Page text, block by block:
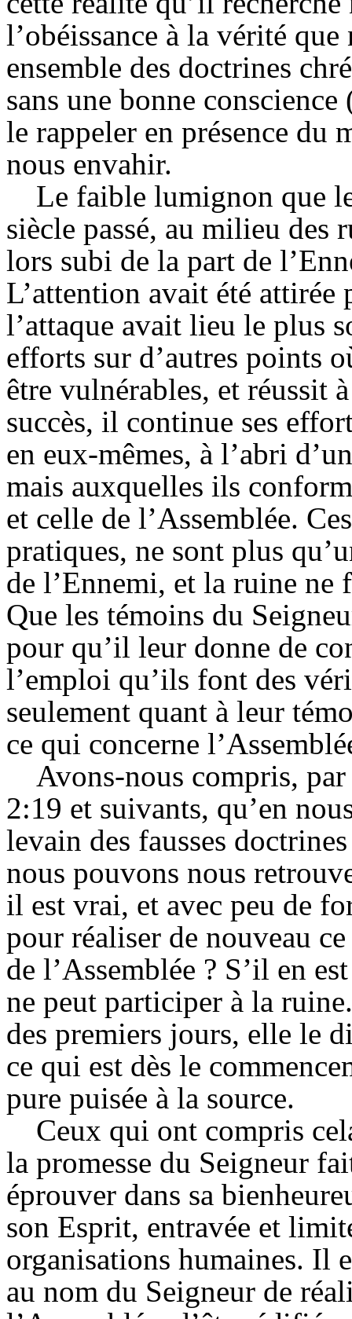
l’obéissance à la vérité
ensemble des doctrines
sans une bonne
le rappeler en présence du
nous envahir.
Le faible lumignon que
siècle passé, au milieu des
lors subi de la part de l’
L’attention avait été
l’attaque avait lieu le plus
efforts sur d’autres points
être vulnérables, et réussit
succès, il continue ses
en eux-mêmes, à l’abri
mais auxquelles ils
et celle de l’Assemblée.
pratiques, ne sont plus
de l’Ennemi, et la ruine ne
Que les témoins du
pour qu’il leur donne de
l’emploi qu’ils font des
seulement quant à leur
ce qui concerne l’
Avons-nous compris,
2:19 et suivants, qu’en
levain des fausses
nous pouvons nous
il est vrai, et avec peu de
pour réaliser de nouveau
de l’Assemblée ? S’il en
ne peut participer à la
des premiers jours, elle le
ce qui est dès le
pure puisée à la source.
Ceux qui ont compris
la promesse du Seigneur
éprouver dans sa
son Esprit, entravée et
organisations humaines. Il
au nom du Seigneur de